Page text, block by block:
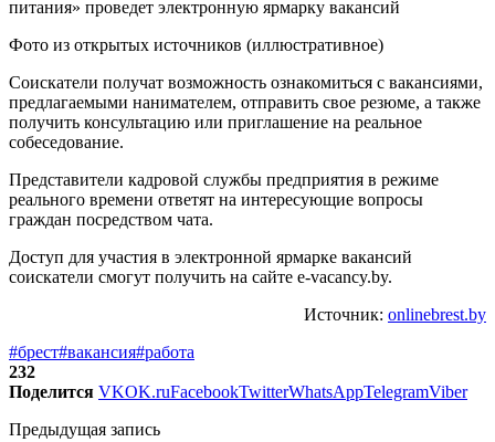
Фото из открытых источников (иллюстративное)
Соискатели получат возможность ознакомиться с вакансиями,
предлагаемыми нанимателем, отправить свое резюме, а также
получить консультацию или приглашение на реальное
собеседование.
Представители кадровой службы предприятия в режиме
реального времени ответят на интересующие вопросы
граждан посредством чата.
Доступ для участия в электронной ярмарке вакансий
соискатели смогут получить на сайте e-vacancy.by.
Источник: onlinebrest.by
#брест#вакансия#работа
232
Поделится VKOK.ruFacebookTwitterWhatsAppTelegramViber
Предыдущая запись